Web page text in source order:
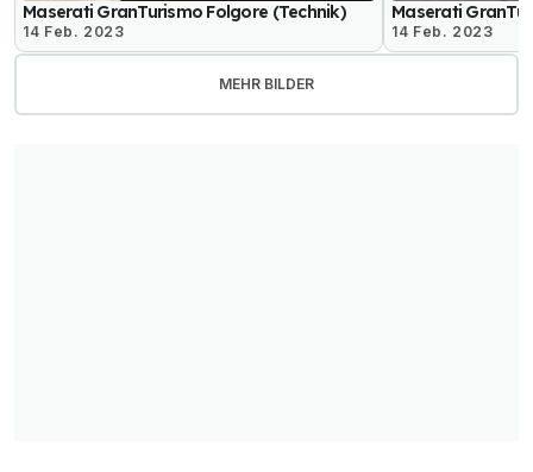
Maserati GranTurismo Folgore (Technik)
14 Feb. 2023
Maserati
14 Feb. 2023
MEHR BILDER